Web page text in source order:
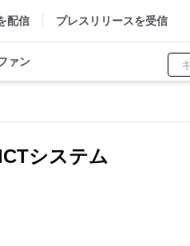
配信 プレスリリースを受信
ァン
システム